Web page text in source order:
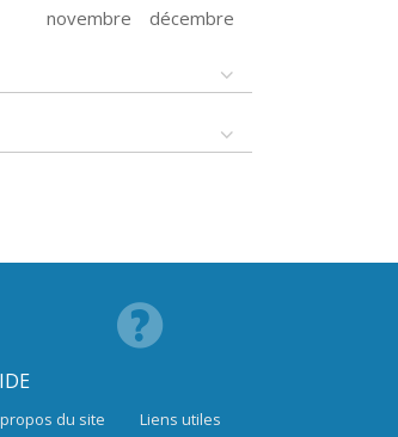
novembre décembre
du site Liens utiles